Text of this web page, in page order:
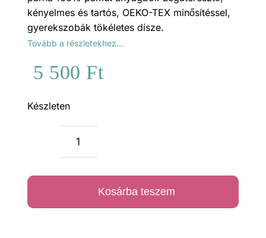
kényelmes és tartós, OEKO-TEX minősítéssel,
gyerekszobák tökéletes dísze.
Tovább a részletekhez…
5 500 Ft
Készleten
Bagoly
párnaKosárba teszem